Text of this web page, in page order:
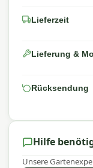
Lieferzeit
Lieferung &
Rücksendung
Hilfe
Unsere